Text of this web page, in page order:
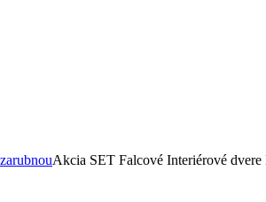
Akcia SET Falcové Interiérové